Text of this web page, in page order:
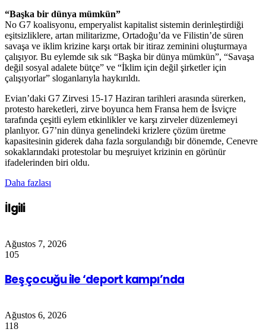
“Başka bir dünya mümkün”
No G7 koalisyonu, emperyalist kapitalist sistemin derinleştirdiği
eşitsizliklere, artan militarizme, Ortadoğu’da ve Filistin’de süren
savaşa ve iklim krizine karşı ortak bir itiraz zeminini oluşturmaya
çalışıyor. Bu eylemde sık sık “Başka bir dünya mümkün”, “Savaşa
değil sosyal adalete bütçe” ve “İklim için değil şirketler için
çalışıyorlar” sloganlarıyla haykırıldı.
Evian’daki G7 Zirvesi 15-17 Haziran tarihleri arasında sürerken,
protesto hareketleri, zirve boyunca hem Fransa hem de İsviçre
tarafında çeşitli eylem etkinlikler ve karşı zirveler düzenlemeyi
planlıyor. G7’nin dünya genelindeki krizlere çözüm üretme
kapasitesinin giderek daha fazla sorgulandığı bir dönemde, Cenevre
sokaklarındaki protestolar bu meşruiyet krizinin en görünür
ifadelerinden biri oldu.
Daha fazlası
İlgili
Ağustos 7, 2026
105
Beş çocuğu ile ‘deport kampı’nda
Ağustos 6, 2026
118